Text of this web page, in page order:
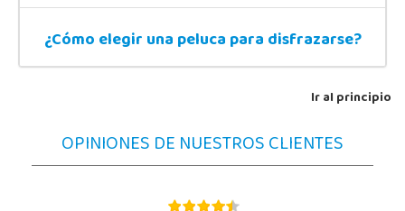
¿Cómo elegir una peluca para disfrazarse?
Ir al principio
OPINIONES DE NUESTROS CLIENTES